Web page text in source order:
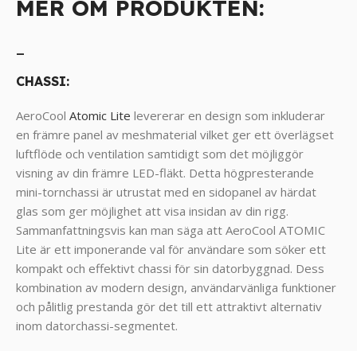
MER OM PRODUKTEN:
CHASSI:
AeroCool Atomic Lite levererar en design som inkluderar
en främre panel av meshmaterial vilket ger ett överlägset
luftflöde och ventilation samtidigt som det möjliggör
visning av din främre LED-fläkt. Detta högpresterande
mini-tornchassi är utrustat med en sidopanel av härdat
glas som ger möjlighet att visa insidan av din rigg.
Sammanfattningsvis kan man säga att AeroCool ATOMIC
Lite är ett imponerande val för användare som söker ett
kompakt och effektivt chassi för sin datorbyggnad. Dess
kombination av modern design, användarvänliga funktioner
och pålitlig prestanda gör det till ett attraktivt alternativ
inom datorchassi-segmentet.